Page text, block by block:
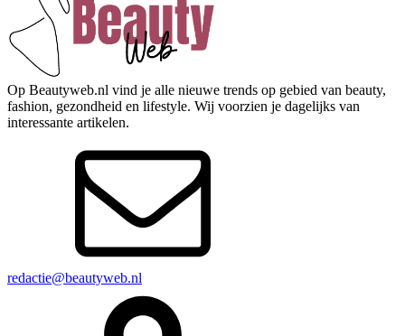
Op Beautyweb.nl vind je alle nieuwe trends op gebied van beauty,
fashion, gezondheid en lifestyle. Wij voorzien je dagelijks van
interessante artikelen.
redactie@beautyweb.nl